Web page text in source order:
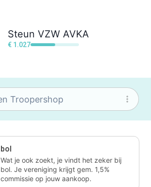
Steun VZW AVKA
€ 1.027
bol
Wat je ook zoekt, je vindt het zeker bij
bol. Je vereniging krijgt gem. 1,5%
commissie op jouw aankoop.